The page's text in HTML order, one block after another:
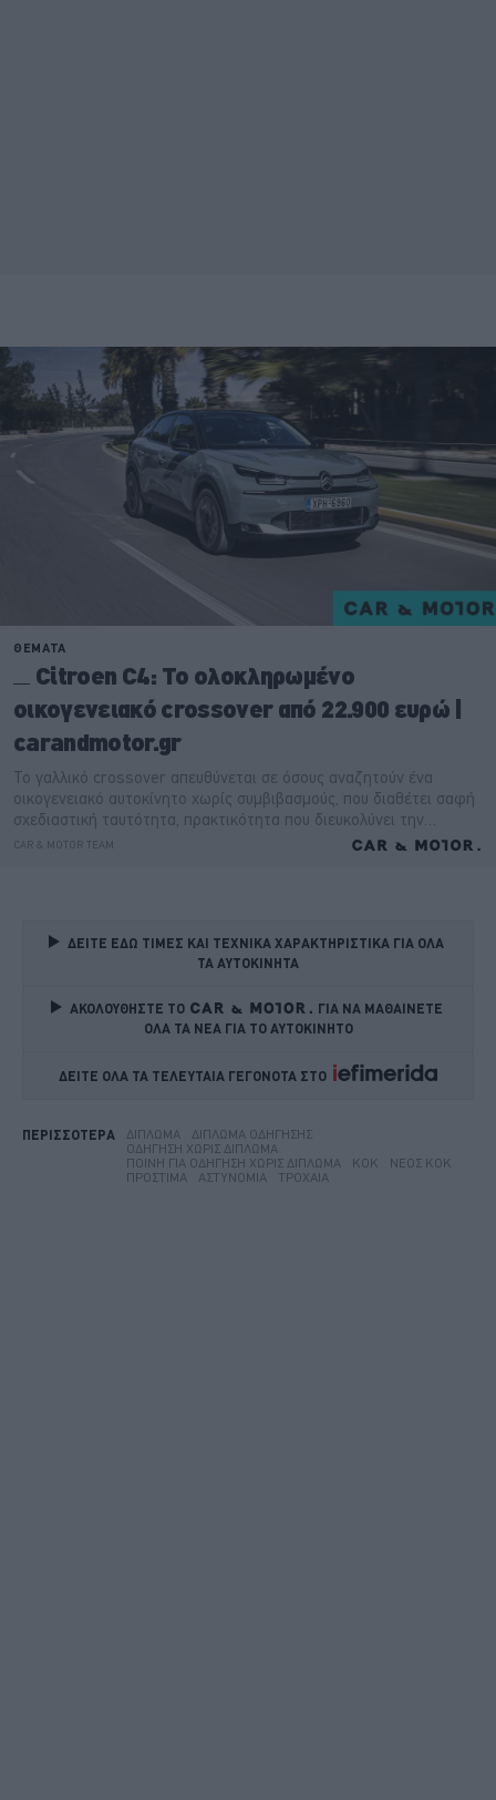
ΔΕΙΤΕ ΕΔΩ ΤΙΜΕΣ ΚΑΙ ΤΕΧΝΙΚΑ ΧΑΡΑΚΤΗΡΙΣΤΙΚΑ ΓΙΑ ΟΛΑ
ΤΑ ΑΥΤΟΚΙΝΗΤΑ
ΑΚΟΛΟΥΘΗΣΤΕ ΤΟ
ΓΙΑ ΝΑ ΜΑΘΑΙΝΕΤΕ
ΟΛΑ ΤΑ ΝΕΑ ΓΙΑ ΤΟ ΑΥΤΟΚΙΝΗΤΟ
ΔΕΙΤΕ ΟΛΑ ΤΑ ΤΕΛΕΥΤΑΙΑ ΓΕΓΟΝΟΤΑ ΣΤΟ
ΠΕΡΙΣΣΟΤΕΡΑ ΔΊΠΛΩΜΑ
ΔΊΠΛΩΜΑ ΟΔΉΓΗΣΗΣ
ΟΔΉΓΗΣΗ ΧΩΡΊΣ ΔΊΠΛΩΜΑ
ΠΟΙΝΉ ΓΙΑ ΟΔΉΓΗΣΗ ΧΩΡΊΣ ΔΊΠΛΩΜΑ
ΚΟΚ
ΝΈΟΣ ΚΟΚ
ΠΡΌΣΤΙΜΑ
ΑΣΤΥΝΟΜΊΑ ΤΡΟΧΑΊΑ